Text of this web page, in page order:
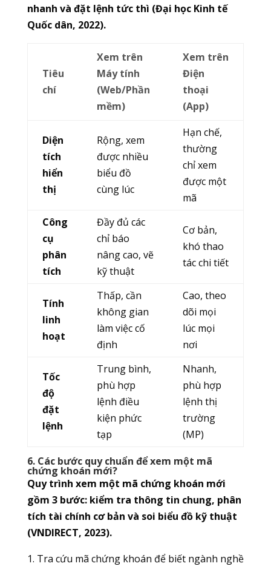
nhanh và đặt lệnh tức thì (Đại học Kinh tế
Quốc dân, 2022).
Tiêu
chí
Xem trên
Máy tính
(Web/Phần
mềm)
Xem trên
Điện
thoại
(App)
Diện
tích
hiển
thị
Rộng, xem
được nhiều
biểu đồ
cùng lúc
Hạn chế,
thường
chỉ xem
được một
mã
Công
cụ
phân
tích
Đầy đủ các
chỉ báo
nâng cao, vẽ
kỹ thuật
Cơ bản,
khó thao
tác chi tiết
Tính
linh
hoạt
Thấp, cần
không gian
làm việc cố
định
Cao, theo
dõi mọi
lúc mọi
nơi
Tốc
độ
đặt
lệnh
Trung bình,
phù hợp
lệnh điều
kiện phức
tạp
Nhanh,
phù hợp
lệnh thị
trường
(MP)
6. Các bước quy chuẩn để xem một mã
chứng khoán mới?
Quy trình xem một mã chứng khoán mới
gồm 3 bước: kiểm tra thông tin chung, phân
tích tài chính cơ bản và soi biểu đồ kỹ thuật
(VNDIRECT, 2023).
1. Tra cứu mã chứng khoán để biết ngành nghề